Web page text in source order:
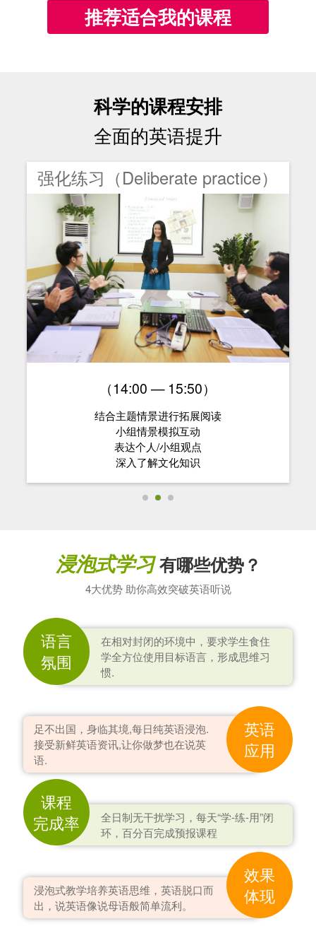
推荐适合我的课程
科学的课程安排
全面的英语提升
强化练习（Deliberate practice）
（14:00 — 15:50）
结合主题情景进行拓展阅读
小组情景模拟互动
表达个人/小组观点
深入了解文化知识
浸泡式学习有哪些优势？
4大优势 助你高效突破英语听说
语言
氛围
在相对封闭的环境中，要求学生食住
学全方位使用目标语言，形成思维习
惯.
英语
应用
足不出国，身临其境,每日纯英语浸泡.
接受新鲜英语资讯,让你做梦也在说英
语.
课程
完成率
全日制无干扰学习，每天“学-练-用”闭
环，百分百完成预报课程
效果
体现
浸泡式教学培养英语思维，英语脱口而
出，说英语像说母语般简单流利。